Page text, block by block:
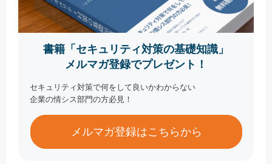
書籍「セキュリティ対策の基礎知識」
メルマガ登録でプレゼント！
セキュリティ対策で何をして良いかわからない
企業の情シス部門の方必見！
メルマガ登録はこちらから